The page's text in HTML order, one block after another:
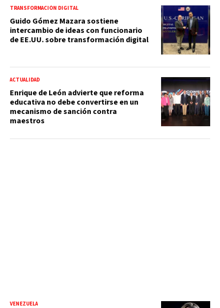
TRANSFORMACIÓN DIGITAL
Guido Gómez Mazara sostiene
intercambio de ideas con funcionario
de EE.UU. sobre transformación digital
ACTUALIDAD
Enrique de León advierte que reforma
educativa no debe convertirse en un
mecanismo de sanción contra
maestros
VENEZUELA